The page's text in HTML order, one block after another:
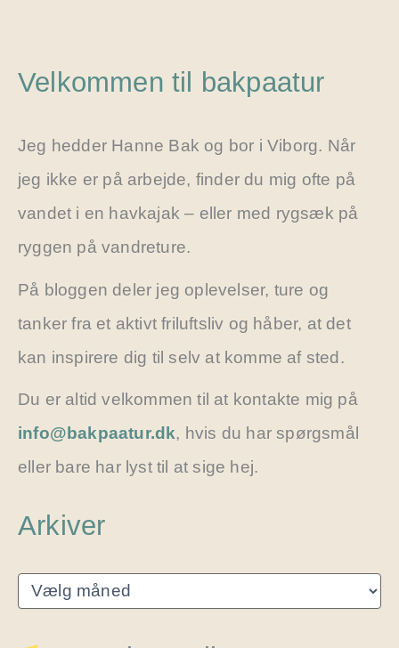
Velkommen til bakpaatur
Jeg hedder Hanne Bak og bor i Viborg. Når
jeg ikke er på arbejde, finder du mig ofte på
vandet i en havkajak – eller med rygsæk på
ryggen på vandreture.
På bloggen deler jeg oplevelser, ture og
tanker fra et aktivt friluftsliv og håber, at det
kan inspirere dig til selv at komme af sted.
Du er altid velkommen til at kontakte mig på
info@bakpaatur.dk, hvis du har spørgsmål
eller bare har lyst til at sige hej.
Arkiver
A